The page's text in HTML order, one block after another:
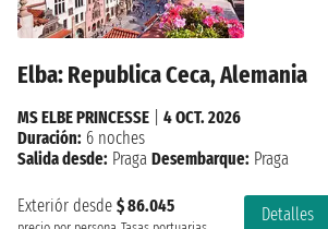
Elba: Republica Ceca, Alemania
Exteriór desde $ 86.045
Detalles
MS ELBE PRINCESSE
4 OCT. 2026
Duración: 6 noches
Salida desde: Praga Desembarque: Praga